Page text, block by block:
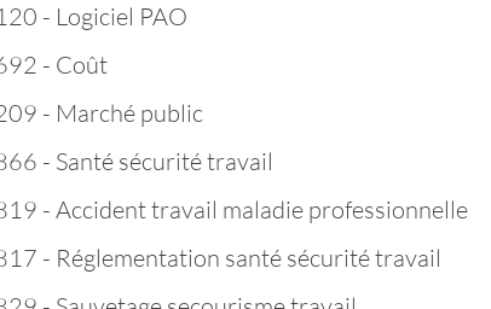
- Logiciel PAO
- Coût
- Marché public
- Santé sécurité travail
- Accident travail maladie professionnelle
- Réglementation santé sécurité travail